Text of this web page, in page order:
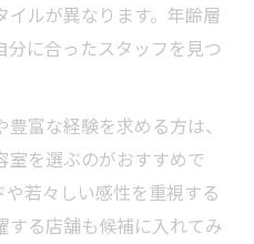
ルが異なります。年齢層
に合ったスタッフを見つ
富な経験を求める方は、
室を選ぶのがおすすめで
若々しい感性を重視する
する店舗も候補に入れてみ